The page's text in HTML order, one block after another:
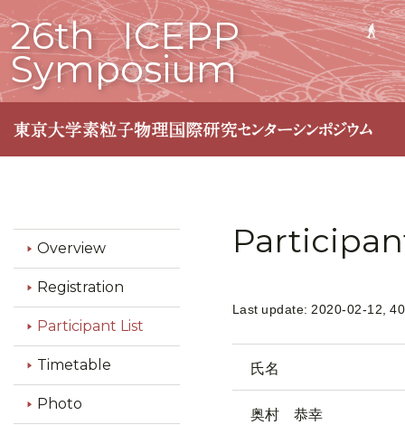
26th ICEPP
Symposium
Last update: 2020-02-12,
氏名
奥村 恭幸
Overview
Registration
Participant List
Timetable
Photo